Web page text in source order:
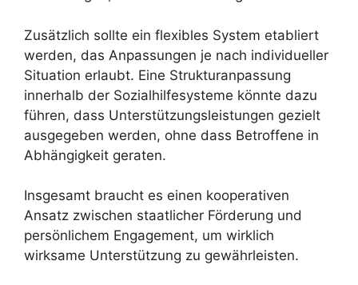
Zusätzlich sollte ein flexibles System etabliert
werden, das Anpassungen je nach individueller
Situation erlaubt. Eine Strukturanpassung
innerhalb der Sozialhilfesysteme könnte dazu
führen, dass Unterstützungsleistungen gezielt
ausgegeben werden, ohne dass Betroffene in
Abhängigkeit geraten.
Insgesamt braucht es einen kooperativen
Ansatz zwischen staatlicher Förderung und
persönlichem Engagement, um wirklich
wirksame Unterstützung zu gewährleisten.